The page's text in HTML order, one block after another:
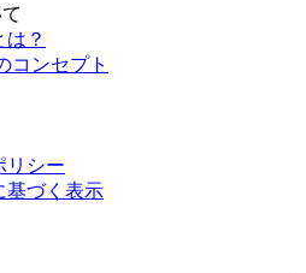
？
コンセプト
リシー
基づく表示